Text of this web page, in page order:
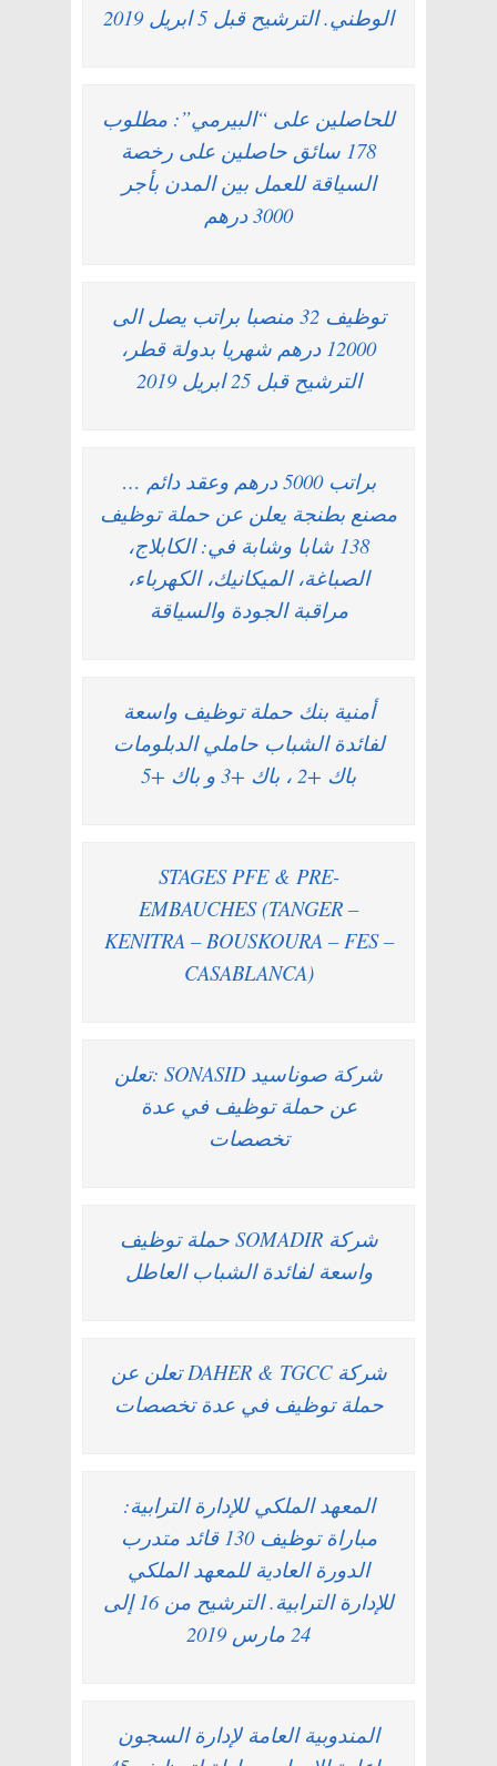
الوطني. الترشيح قبل 5 ابريل 2019
للحاصلين على “البيرمي”: مطلوب
178 سائق حاصلين على رخصة
السياقة للعمل بين المدن بأجر
3000 درهم
توظيف 32 منصبا براتب يصل الى
12000 درهم شهريا بدولة قطر،
الترشيح قبل 25 ابريل 2019
براتب 5000 درهم وعقد دائم …
مصنع بطنجة يعلن عن حملة توظيف
138 شابا وشابة في: الكابلاج،
الصباغة، الميكانيك، الكهرباء،
مراقبة الجودة والسياقة
أمنية بنك حملة توظيف واسعة
لفائدة الشباب حاملي الدبلومات
باك +2 ، باك +3 و باك +5
STAGES PFE & PRE-
EMBAUCHES (TANGER –
KENITRA – BOUSKOURA – FES –
CASABLANCA)
شركة صوناسيد SONASID :تعلن
عن حملة توظيف في عدة
تخصصات
شركة SOMADIR حملة توظيف
واسعة لفائدة الشباب العاطل
شركة DAHER & TGCC تعلن عن
حملة توظيف في عدة تخصصات
المعهد الملكي للإدارة الترابية:
مباراة توظيف 130 قائد متدرب
الدورة العادية للمعهد الملكي
للإدارة الترابية. الترشيح من 16 إلى
24 مارس 2019
المندوبية العامة لإدارة السجون